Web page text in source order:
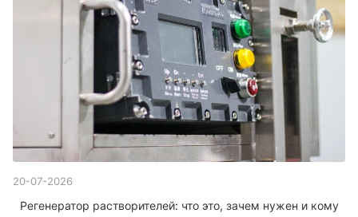
20-07-2026
Регенератор растворителей: что это, зачем нужен и кому